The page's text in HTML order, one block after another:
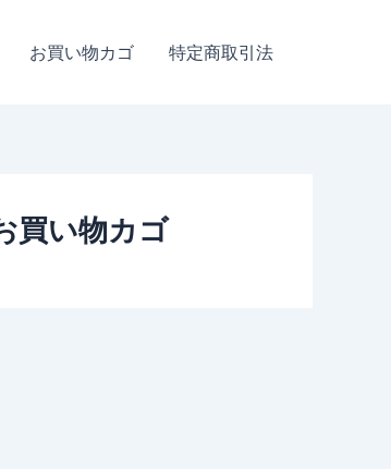
お買い物カゴ 特定商取引法
買い物カゴ